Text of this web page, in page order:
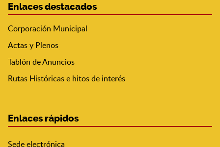
Enlaces destacados
Corporación Municipal
Actas y Plenos
Tablón de Anuncios
Rutas Históricas e hitos de interés
Enlaces rápidos
Sede electrónica